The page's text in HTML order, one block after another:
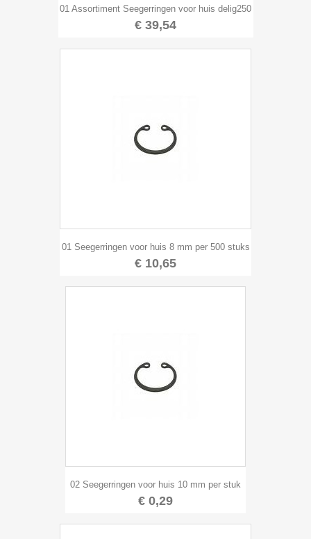
01 Assortiment Seegerringen voor huis delig250
€ 39,54
01 Seegerringen voor huis 8 mm per 500 stuks
€ 10,65
02 Seegerringen voor huis 10 mm per stuk
€ 0,29